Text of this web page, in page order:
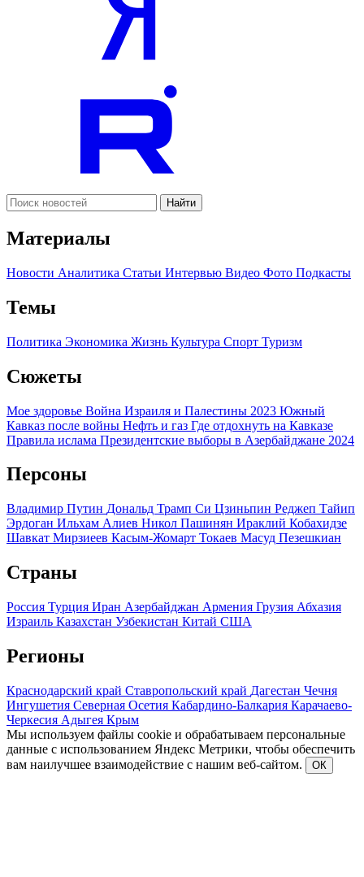
Найти
Материалы
Новости Аналитика Статьи Интервью Видео Фото Подкасты
Темы
Политика Экономика Жизнь Культура Спорт Туризм
Сюжеты
Мое здоровье Война Израиля и Палестины 2023 Южный
Кавказ после войны Нефть и газ Где отдохнуть на Кавказе
Правила ислама Президентские выборы в Азербайджане 2024
Персоны
Владимир Путин Дональд Трамп Си Цзиньпин Реджеп Тайип
Эрдоган Ильхам Алиев Никол Пашинян Ираклий Кобахидзе
Шавкат Мирзиеев Касым-Жомарт Токаев Масуд Пезешкиан
Страны
Россия Турция Иран Азербайджан Армения Грузия Абхазия
Израиль Казахстан Узбекистан Китай США
Регионы
Краснодарский край Ставропольский край Дагестан Чечня
Ингушетия Северная Осетия Кабардино-Балкария Карачаево-
Черкесия Адыгея Крым
Мы используем файлы cookie и обрабатываем персональные
данные с использованием Яндекс Метрики, чтобы обеспечить
вам наилучшее взаимодействие с нашим веб-сайтом.
ОК